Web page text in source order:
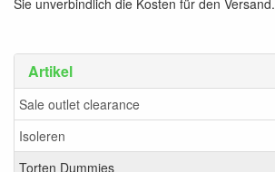
Artikel
Sale outlet clearance
Isoleren
Torten Dummies